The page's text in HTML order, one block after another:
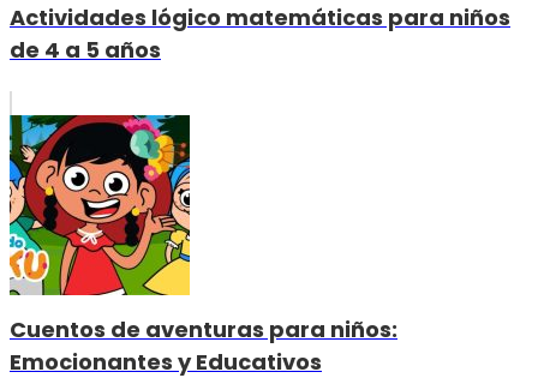
Actividades lógico matemáticas para niños
de 4 a 5 años
Cuentos de aventuras para niños:
Emocionantes y Educativos